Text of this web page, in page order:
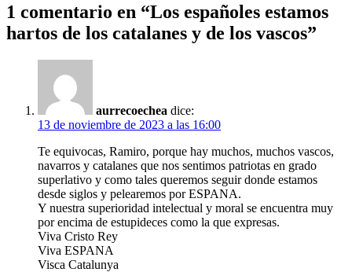
1 comentario en “Los españoles estamos
hartos de los catalanes y de los vascos”
aurrecoechea dice:
13 de noviembre de 2023 a las 16:00
Te equivocas, Ramiro, porque hay muchos, muchos vascos,
navarros y catalanes que nos sentimos patriotas en grado
superlativo y como tales queremos seguir donde estamos
desde siglos y pelearemos por ESPANA.
Y nuestra superioridad intelectual y moral se encuentra muy
por encima de estupideces como la que expresas.
Viva Cristo Rey
Viva ESPANA
Visca Catalunya